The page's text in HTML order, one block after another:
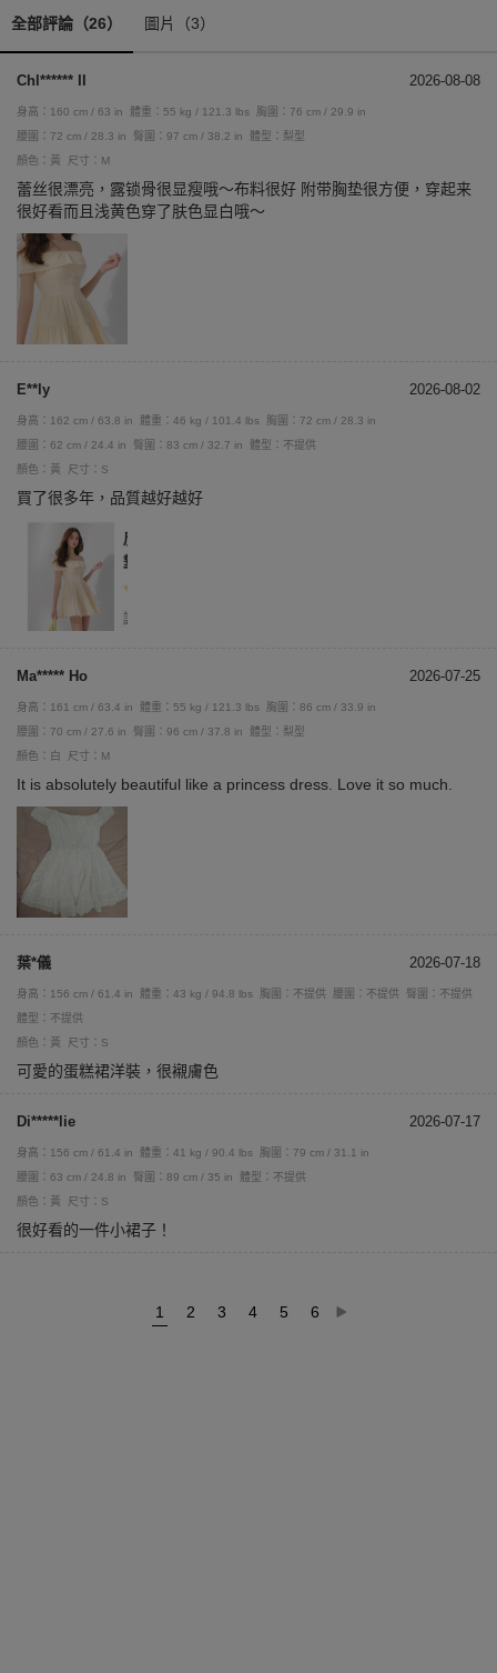
全部評論（26） 圖片（3）
Chl****** II 2026-08-08
身高：160 cm / 63 in 體重：55 kg / 121.3 lbs
胸圍：76 cm / 29.9 in
腰圍：72 cm / 28.3 in
臀圍：97 cm / 38.2 in
體型：梨型
顏色：黃
尺寸：M
蕾丝很漂亮，露锁骨很显瘦哦～布料很好 附带胸垫很方便，穿起来
很好看而且浅黄色穿了肤色显白哦～
E**ly 2026-08-02
身高：162 cm / 63.8 in 體重：46 kg / 101.4 lbs
胸圍：72 cm / 28.3 in
腰圍：62 cm / 24.4 in
臀圍：83 cm / 32.7 in
體型：不提供
顏色：黃
尺寸：S
買了很多年，品質越好越好
Ma***** Ho 2026-07-25
身高：161 cm / 63.4 in 體重：55 kg / 121.3 lbs
胸圍：86 cm / 33.9 in
腰圍：70 cm / 27.6 in
臀圍：96 cm / 37.8 in
體型：梨型
顏色：白
尺寸：M
It is absolutely beautiful like a princess dress. Love it so much.
葉*儀 2026-07-18
身高：156 cm / 61.4 in 體重：43 kg / 94.8 lbs 胸圍：不提供 腰圍：不提供
臀圍：不提供
體型：不提供
顏色：黃
尺寸：S
可愛的蛋糕裙洋裝，很襯膚色
Di*****lie 2026-07-17
身高：156 cm / 61.4 in 體重：41 kg / 90.4 lbs
胸圍：79 cm / 31.1 in
腰圍：63 cm / 24.8 in
臀圍：89 cm / 35 in
體型：不提供
顏色：黃
尺寸：S
很好看的一件小裙子！
1 2 3 4 5 6